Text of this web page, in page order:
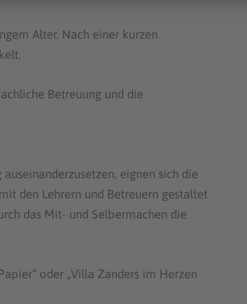
Alter. Nach einer kurzen
Betreuung und die
eignen sich die
den Lehrern und Betreuern gestaltet
das Mit- und Selbermachen die
oder „Villa Zanders im Herzen